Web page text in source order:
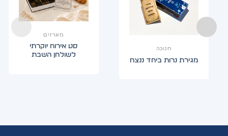
מארזים
סט אירוח יוקרתי
לשולחן השבת
חנוכה
מגירת נרות ביחד ננצח